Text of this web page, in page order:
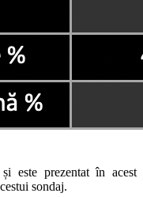
este prezentat în acest
sondaj.